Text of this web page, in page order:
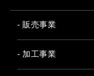
- 販売事業
- 加工事業